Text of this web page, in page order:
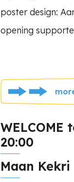
poster design:
opening
WELCOME
20:00
Maan Kekri